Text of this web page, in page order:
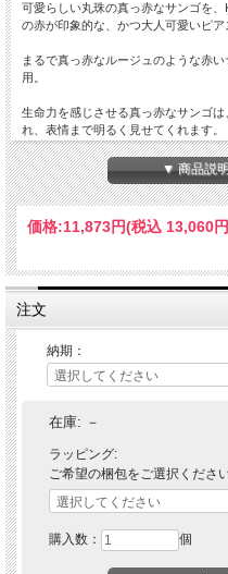
可愛らしい丸珠の真っ赤なサンゴを
の赤が印象的な、かつ大人可愛いピア
まるで真っ赤なルージュのような赤
用。
生命力を感じさせる真っ赤なサンゴ
れ、表情まで明るく見せてくれます。
ヨーロッパでは子どもや女性のお守
るそうです。
可愛らしいけど、やっぱり本物を身
品です。
縦：30mm×横：40mm
素材 K18
サン
付属品
備考
ピア
▼ 商品説
価格:11,873円(税込 13,060
注文
納期：
在庫: －
ラッピング:
ご希望の梱包をご選択ください
購入数： 個